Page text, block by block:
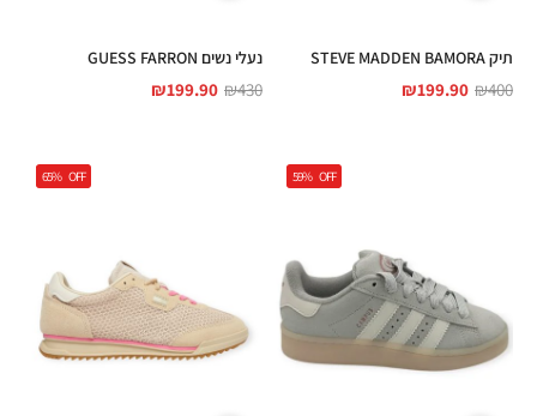
תיק STEVE MADDEN BAMORA
₪400
₪199.90
נעלי נשים GUESS FARRON
₪430
₪199.90
59% OFF
65% OFF